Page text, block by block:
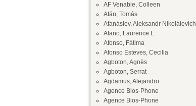
AF Venable, Colleen
Afán, Tomás
Afanásiev, Aleksandr Nikoláievich
Afano, Laurence L.
Afonso, Fátima
Afonso Esteves, Cecilia
Agboton, Agnès
Agboton, Serrat
Agdamus, Alejandro
Agence Bios-Phone
Agence Bios-Phone